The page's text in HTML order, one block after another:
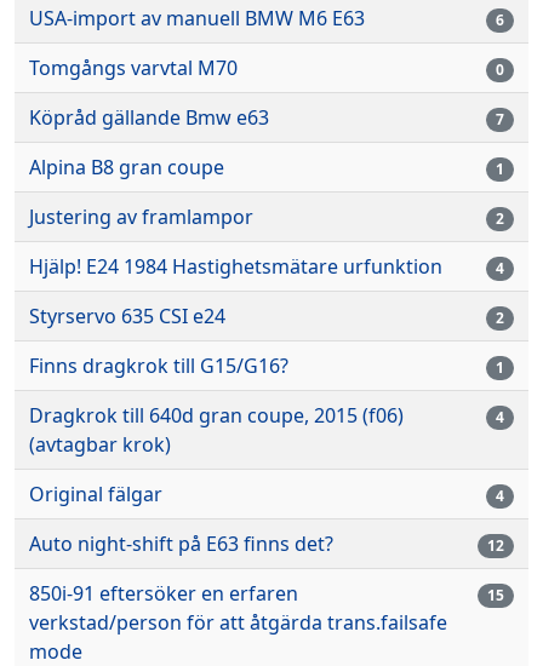
USA-import av manuell BMW M6 E63 6
Tomgångs varvtal M70 0
Köpråd gällande Bmw e63 7
Alpina B8 gran coupe 1
Justering av framlampor 2
Hjälp! E24 1984 Hastighetsmätare urfunktion 4
Styrservo 635 CSI e24 2
Finns dragkrok till G15/G16? 1
Dragkrok till 640d gran coupe, 2015 (f06)
(avtagbar krok)
4
Original fälgar 4
Auto night-shift på E63 finns det? 12
850i-91 eftersöker en erfaren
verkstad/person för att åtgärda trans.failsafe
mode
15